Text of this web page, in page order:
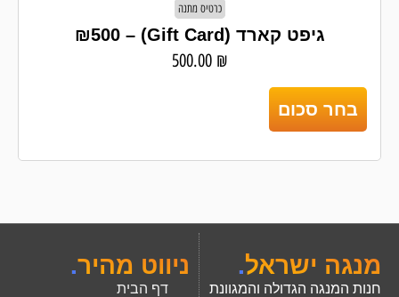
כרטיס מתנה
גיפט קארד (Gift Card) – ₪500
500.00 ₪
בחר סכום
מנגה ישראל.
חנות המנגה הגדולה והמגוונת
ניווט מהיר.
דף הבית